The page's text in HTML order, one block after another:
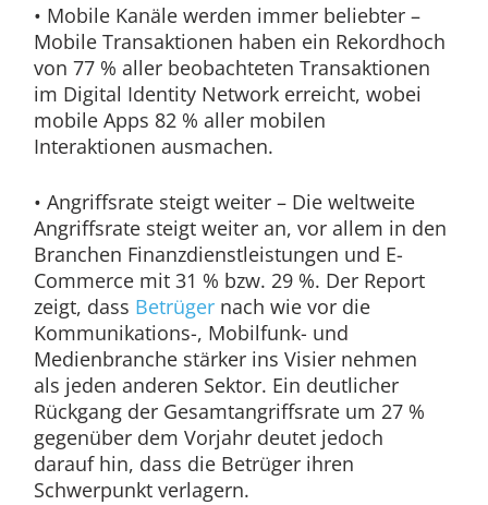
• Mobile Kanäle werden immer beliebter –
Mobile Transaktionen haben ein Rekordhoch
von 77 % aller beobachteten Transaktionen
im Digital Identity Network erreicht, wobei
mobile Apps 82 % aller mobilen
Interaktionen ausmachen.
• Angriffsrate steigt weiter – Die weltweite
Angriffsrate steigt weiter an, vor allem in den
Branchen Finanzdienstleistungen und E-
Commerce mit 31 % bzw. 29 %. Der Report
zeigt, dass Betrügernach wie vor die
Kommunikations-, Mobilfunk- und
Medienbranche stärker ins Visier nehmen
als jeden anderen Sektor. Ein deutlicher
Rückgang der Gesamtangriffsrate um 27 %
gegenüber dem Vorjahr deutet jedoch
darauf hin, dass die Betrüger ihren
Schwerpunkt verlagern.